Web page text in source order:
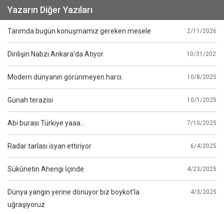
Yazarın Diğer Yazıları
Tarımda bugün konuşmamız gereken mesele 2/11/2026
Dirilişin Nabzı Ankara’da Atıyor 10/31/2025
Modern dünyanın görünmeyen harcı. 10/8/2025
Günah terazisi 10/1/2025
Abi burası Türkiye yaaa... 7/10/2025
Radar tarlası isyan ettiriyor 6/4/2025
Sükûnetin Ahengi İçinde 4/23/2025
Dünya yangın yerine dönüyor biz boykot’la
uğraşıyoruz
4/3/2025